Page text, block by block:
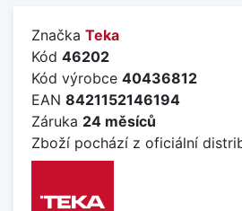
Značka Teka
Kód 46202
Kód výrobce 40436812
EAN 8421152146194
Záruka 24 měsíců
Zboží pochází z oficiální